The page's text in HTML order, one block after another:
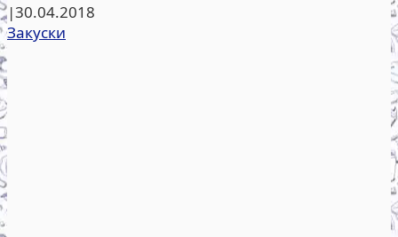
|30.04.2018
Закуски